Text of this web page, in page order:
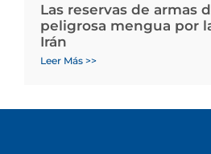
Las reservas de armas
peligrosa mengua por
Irán
Leer Más >>